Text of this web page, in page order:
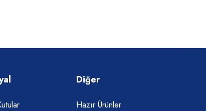
Diğer
Hazır Ürünler